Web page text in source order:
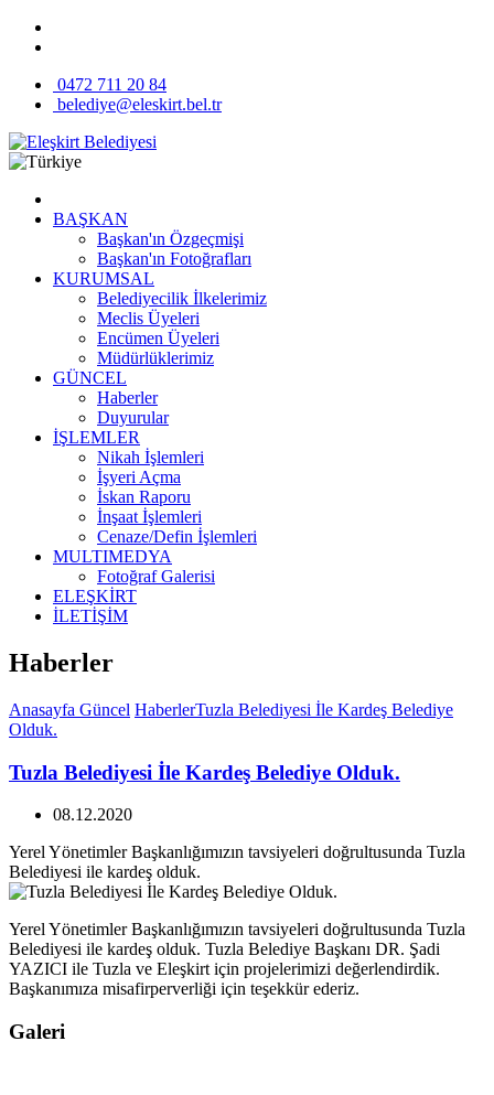
0472 711 20 84
belediye@eleskirt.bel.tr
BAŞKAN
Başkan'ın Özgeçmişi
Başkan'ın Fotoğrafları
KURUMSAL
Belediyecilik İlkelerimiz
Meclis Üyeleri
Encümen Üyeleri
Müdürlüklerimiz
GÜNCEL
Haberler
Duyurular
İŞLEMLER
Nikah İşlemleri
İşyeri Açma
İskan Raporu
İnşaat İşlemleri
Cenaze/Defin İşlemleri
MULTIMEDYA
Fotoğraf Galerisi
ELEŞKİRT
İLETİŞİM
Haberler
Anasayfa Güncel HaberlerTuzla Belediyesi İle Kardeş Belediye
Olduk.
Tuzla Belediyesi İle Kardeş Belediye Olduk.
08.12.2020
Yerel Yönetimler Başkanlığımızın tavsiyeleri doğrultusunda Tuzla
Belediyesi ile kardeş olduk.
Yerel Yönetimler Başkanlığımızın tavsiyeleri doğrultusunda Tuzla
Belediyesi ile kardeş olduk. Tuzla Belediye Başkanı DR. Şadi
YAZICI ile Tuzla ve Eleşkirt için projelerimizi değerlendirdik.
Başkanımıza misafirperverliği için teşekkür ederiz.
Galeri